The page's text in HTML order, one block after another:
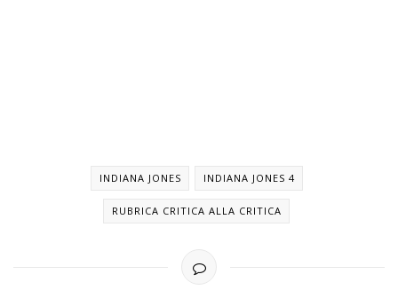
INDIANA JONES INDIANA JONES 4
RUBRICA CRITICA ALLA CRITICA